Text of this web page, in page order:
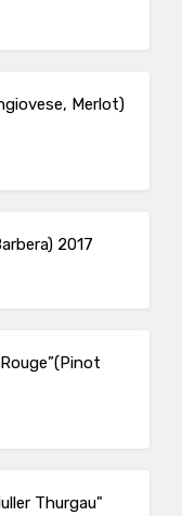
Merlot)
2017
Thurgau"